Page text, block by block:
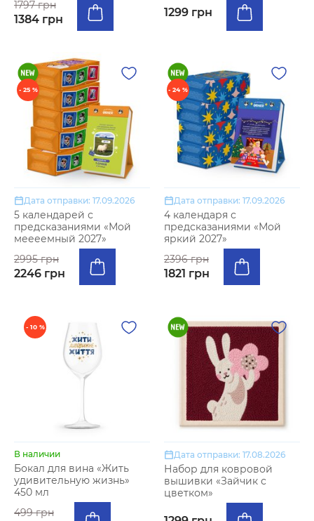
1797 грн
1384 грн 1299 грн
- 25 %
Дата отправки: 17.09.2026
5 календарей с
предсказаниями «Мой
меееемный 2027»
2995 грн
2246 грн
- 24 %
Дата отправки: 17.09.2026
4 календаря с
предсказаниями «Мой
яркий 2027»
2396 грн
1821 грн
- 10 %
В наличии
Бокал для вина «Жить
удивительную жизнь»
450 мл
499 грн
Дата отправки: 17.08.2026
Набор для ковровой
вышивки «Зайчик с
цветком»